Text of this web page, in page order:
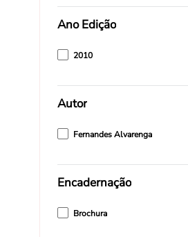
Ano Edição
2010
Autor
Fernandes Alvarenga
Encadernação
Brochura